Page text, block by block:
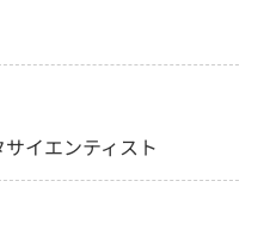
イエンティスト